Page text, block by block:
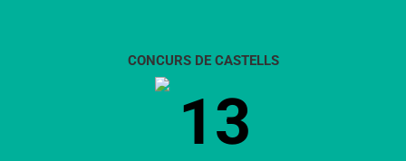
CONCURS DE CASTELLS
13